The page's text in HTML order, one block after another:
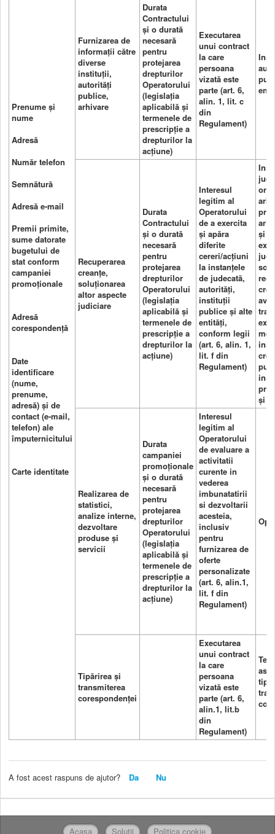
Prenume și
nume
Adresă
Număr telefon
Semnătură
Adresă e-mail
Premii primite,
sume datorate
bugetului de
stat conform
campaniei
promoționale
Adresă
corespondență
Date
identificare
(nume,
prenume,
adresă) și de
contact (e-mail,
telefon) ale
împuternicitului
Carte identitate
Furnizarea de
informații către
diverse
instituții,
autorități
publice,
arhivare
Durata
Contractului
și o durată
necesară
pentru
protejarea
drepturilor
Operatorului
(legislația
aplicabilă și
termenele de
prescripție a
drepturilor la
acțiune)
Executarea
unui contract
la care
persoana
vizată este
parte (art. 6,
alin. 1, lit. c
din
Regulament)
Recuperarea
creanțe,
soluționarea
altor aspecte
judiciare
Durata
Contractului
și o durată
necesară
pentru
protejarea
drepturilor
Operatorului
(legislația
aplicabilă și
termenele de
prescripție a
drepturilor la
acțiune)
Interesul
legitim al
Operatorului
de a exercita
și apăra
diferite
cereri/acțiuni
la instanțele
de judecată,
autorități,
instituții
publice și alte
entități,
conform legii
(art. 6, alin. 1,
lit. f din
Regulament)
și
și
Realizarea de
statistici,
analize interne,
dezvoltare
produse și
servicii
Durata
campaniei
promoționale
și o durată
necesară
pentru
protejarea
drepturilor
Operatorului
(legislația
aplicabilă și
termenele de
prescripție a
drepturilor la
acțiune)
Interesul
legitim al
Operatorului
de evaluare a
activitatii
curente in
vederea
imbunatatirii
si dezvoltarii
acesteia,
inclusiv
pentru
furnizarea de
oferte
personalizate
(art. 6, alin.1,
lit. f din
Regulament)
Tipărirea și
transmiterea
corespondenței
Executarea
unui contract
la care
persoana
vizată este
parte (art. 6,
alin.1, lit.b
din
Regulament)
A fost acest raspuns de ajutor? Da Nu
Acasa Solutii Politica cookie